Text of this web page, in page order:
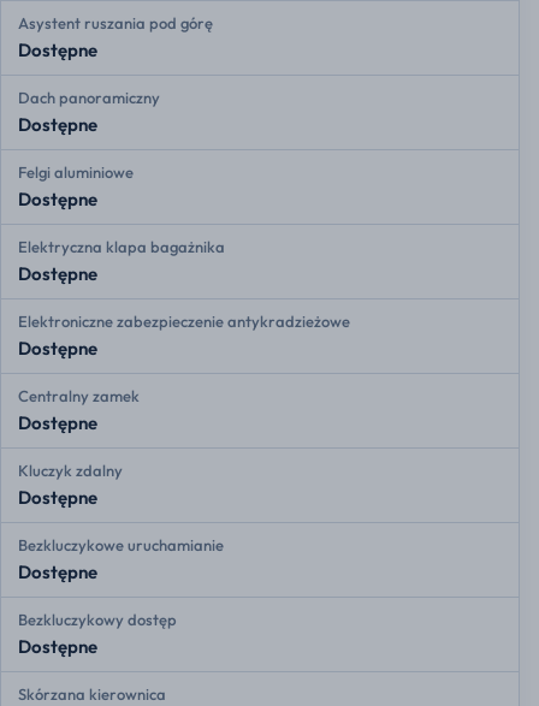
Asystent ruszania pod górę
Dostępne
Dach panoramiczny
Dostępne
Felgi aluminiowe
Dostępne
Elektryczna klapa bagażnika
Dostępne
Elektroniczne zabezpieczenie antykradzieżowe
Dostępne
Centralny zamek
Dostępne
Kluczyk zdalny
Dostępne
Bezkluczykowe uruchamianie
Dostępne
Bezkluczykowy dostęp
Dostępne
Skórzana kierownica